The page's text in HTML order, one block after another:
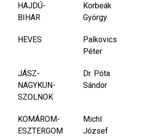
HAJDÚ-
BIHAR
Korbeák
György
HEVES
Palkovics
Péter
JÁSZ-
NAGYKUN-
SZOLNOK
Dr. Póta
Sándor
KOMÁROM-
ESZTERGOM
Michl
József